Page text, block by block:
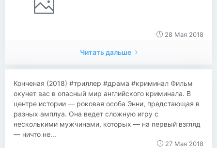
28 Мая 2018
Читать дальше
​​Конченая (2018) #триллер #драма #криминал Фильм
окунет вас в опасный мир английского криминала. В
центре истории — роковая особа Энни, предстающая в
разных амплуа. Она ведет сложную игру с
несколькими мужчинами, которых — на первый взгляд
— ничто не...
27 Мая 2018